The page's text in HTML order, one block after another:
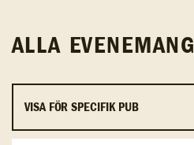
ALLA EVENEMANG